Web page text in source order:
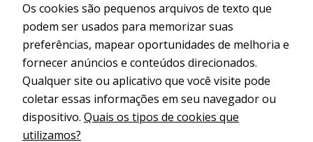
Termos de Uso
Publicações Legais
Fator de Alavancagem
Código de Conduta do Fornecedor, Prestador de Serviço
e Cliente
Relatório de Transparência Salarial
Os cookies são pequenos arquivos de texto que
podem ser usados para memorizar suas
preferências, mapear oportunidades de melhoria e
fornecer anúncios e conteúdos direcionados.
Qualquer site ou aplicativo que você visite pode
coletar essas informações em seu navegador ou
dispositivo. Quais os tipos de cookies que
utilizamos?